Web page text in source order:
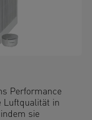
Performance
Luftqualität in
sie